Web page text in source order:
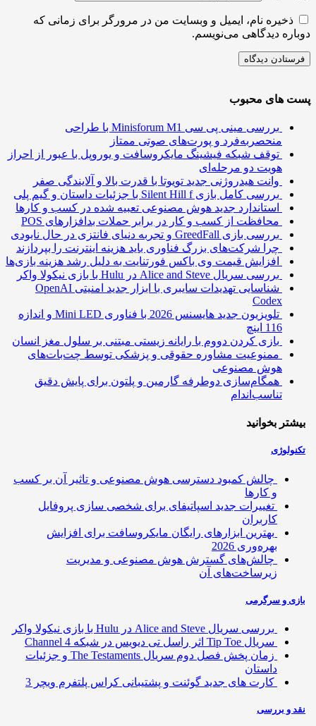
ذخیره نام، ایمیل و وبسایت من در مرورگر برای زمانی که
دیدگاهی می‌نویسم.
های محبوب
بررسی مینی پی ‌سی Minisforum M1 با طراحی
منحصربه‌فرد و پورت‌های صوتی ممتاز
توقف شبکه فیشینگ مایکروسافت و یوروپل با عبور از احراز
هویت دو مرحله‌ای
وانت هیدروژنی جدید تویوتا با قدرت بالا و آلایندگی صفر
بررسی کامل بازی Silent Hill f با جزئیات داستان و گیم پلی
استاندارد جدید هوش مصنوعی تعبیه شده در کسب و کارها
محافظت از کسب و کار در برابر حملات بدافزارهای POS
بررسی بازی GreedFall و تجربه دنیای فانتزی در حال نابودی
چرا شرکت‌های بزرگ فناوری باید هزینه اینترنت را بپردازند
افزایش قیمت وی باکس فورتنایت به دلیل رشد هزینه بازی‌ها
بررسی سریال Alice and Steve در Hulu با بازی نیکولا واکر
شناسایی تهدیدات سایبری با ابزار جدید امنیتی OpenAI
Codex
تلویزیون جدید هایسنس 2026 با فناوری Mini LED و اندازه
بازی کردن دووم با رایانه زیستی مبتنی بر سلول مغز انسان
ممنوعیت مشاوره حقوقی و پزشکی توسط چت‌بات‌های
هوش مصنوعی
همگام‌سازی دوطرفه گارمین و پلتون برای پایش دقیق
تناسب‌اندام
بخوانید
چالش کمبود دسترسی هوش مصنوعی و تاثیر آن بر کسب
و کارها
تغییرات جدید اسپاتیفای برای شخصی سازی پروفایل
کاربران
بهترین ابزارهای رایگان مایکروسافت برای افزایش
بهره‌وری 2026
چالش‌های گسترش هوش مصنوعی و مدیریت
زیرساخت‌های آن
و سرگرمی
بررسی سریال Alice and Steve در Hulu با بازی نیکولا واکر
سریال Tip Toe اثر راسل تی دیویس در شبکه Channel 4
زمان پخش فصل دوم سریال The Testaments و جزئیات
داستان
کارت های جدید گوئنت و پشتیبانی کراس پلتفرم ویچر 3
و بررسی